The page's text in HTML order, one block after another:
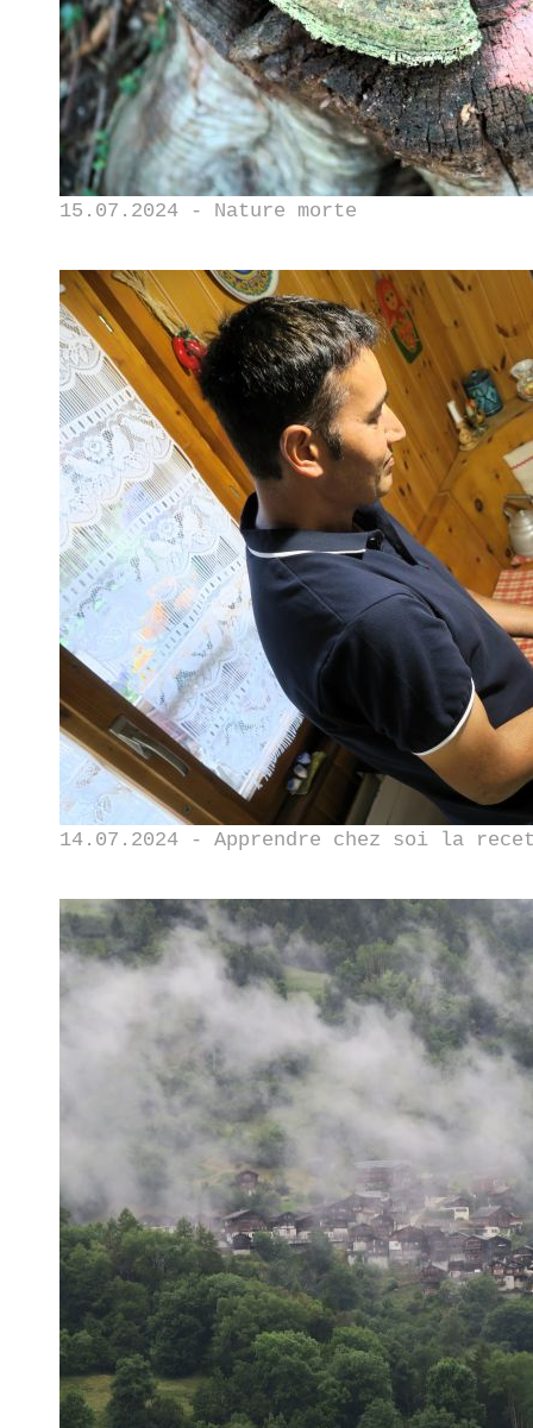
15.07.2024 - Nature morte
14.07.2024 - Apprendre chez soi la